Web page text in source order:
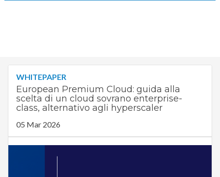
WHITEPAPER
European Premium Cloud: guida alla
scelta di un cloud sovrano enterprise-
class, alternativo agli hyperscaler
05 Mar 2026